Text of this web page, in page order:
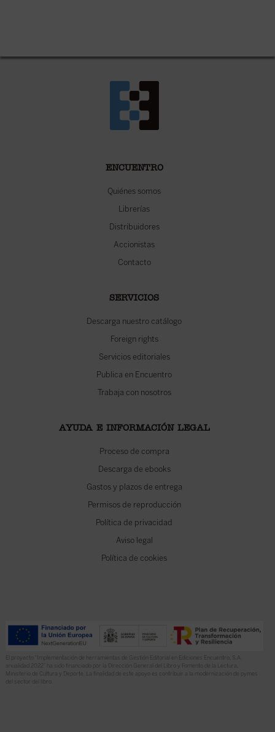
ENCUENTRO
Quiénes somos
Librerías
Distribuidores
Accionistas
Contacto
SERVICIOS
Descarga nuestro catálogo
Foreign rights
Servicios editoriales
Publica en Encuentro
Trabaja con nosotros
AYUDA E INFORMACIÓN LEGAL
Proceso de compra
Descarga de ebooks
Gastos y plazos de entrega
Permisos de reproducción
Política de privacidad
Aviso legal
Política de cookies
El proyecto “Implementación de herramientas de Gestión Editorial en Ediciones Encuentro, S.A.
anualidad 2022” ha sido financiado por la Dirección General del Libro y Fomento de la Lectura,
Ministerio de Cultura y Deporte. La finalidad de este apoyo es contribuir a la modernización de pymes
del sector del libro.